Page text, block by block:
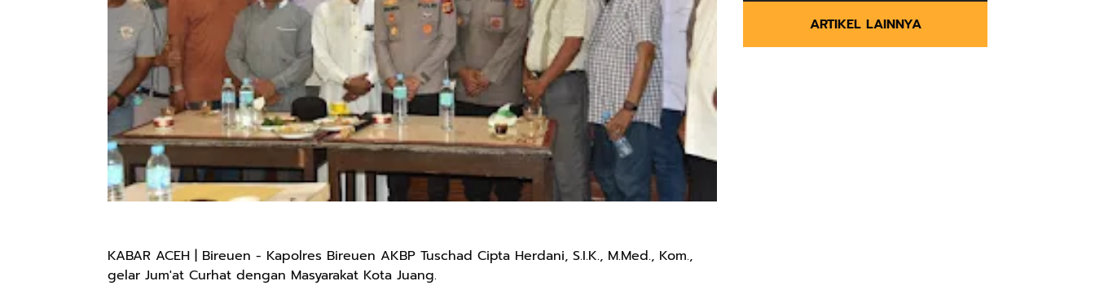
KABAR ACEH | Bireuen - Kapolres Bireuen AKBP Tuschad Cipta Herdani, S.I.K., M.Med., Kom.,
gelar Jum'at Curhat dengan Masyarakat Kota Juang.
ARTIKEL LAINNYA